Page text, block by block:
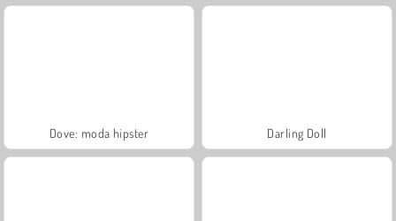
Dove: moda hipster Darling Doll